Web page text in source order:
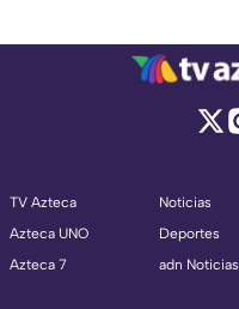
TV Azteca
Azteca UNO
Azteca 7
Noticias
Deportes
adn Noticias